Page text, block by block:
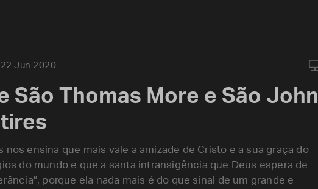
22 Jun 2020
São Thomas More e São John
nos ensina que mais vale a amizade de Cristo e a sua graça do
do mundo e que a santa intransigência que Deus espera de
porque ela nada mais é do que sinal de um grande e